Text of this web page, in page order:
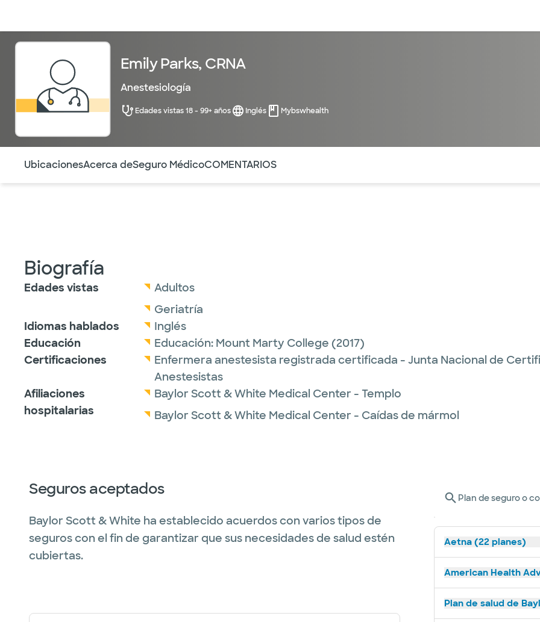
Emily Parks, CRNA
Anestesiología
Edades vistas 18 - 99+ años Inglés Mybswhealth
UbicacionesAcerca deSeguro MédicoCOMENTARIOS
Biografía
Edades vistas
Adultos
Geriatría
Idiomas hablados
Inglés
Educación
Educación: Mount Marty College (2017)
Certificaciones
Enfermera anestesista registrada certificada - Junta Nacional de
Anestesistas
Afiliaciones
hospitalarias
Baylor Scott & White Medical Center - Templo
Baylor Scott & White Medical Center - Caídas de mármol
Seguros aceptados
Baylor Scott & White ha establecido acuerdos con varios tipos de
seguros con el fin de garantizar que sus necesidades de salud estén
cubiertas.
Plan de seguro o
Aetna (22 planes)
American Health
Plan de salud de